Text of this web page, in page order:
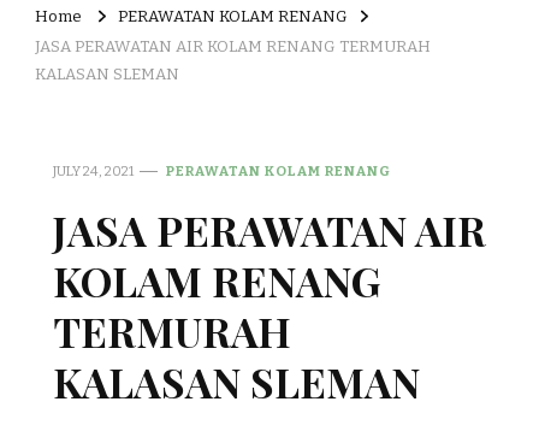
Home
PERAWATAN KOLAM RENANG
JASA PERAWATAN AIR KOLAM RENANG TERMURAH
KALASAN SLEMAN
JULY 24, 2021 PERAWATAN KOLAM RENANG
JASA PERAWATAN AIR
KOLAM RENANG
TERMURAH
KALASAN SLEMAN